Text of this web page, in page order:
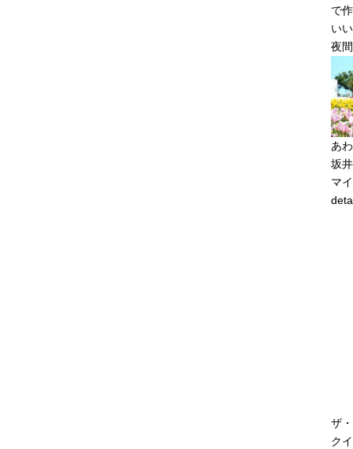
で
い
夜
あ
坂
マ
ザ
クイ